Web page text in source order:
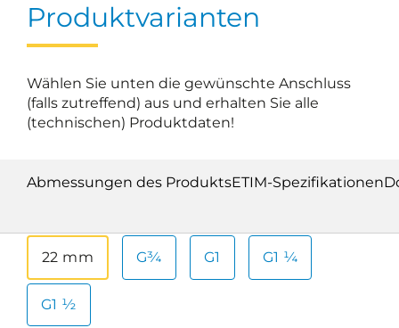
Produktvarianten
Wählen Sie unten die gewünschte Anschluss
(falls zutreffend) aus und erhalten Sie alle
(technischen) Produktdaten!
Abmessungen des ProduktsETIM-Spezifikationen
22 mm G¾ G1 G1 ¼
G1 ½